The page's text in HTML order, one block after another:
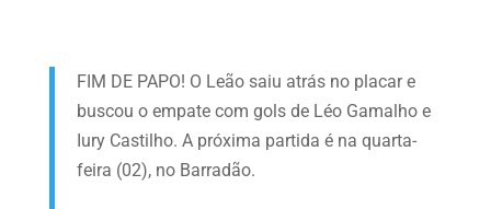
FIM DE PAPO! O Leão saiu atrás no placar e
buscou o empate com gols de Léo Gamalho e
Iury Castilho. A próxima partida é na quarta-
feira (02), no Barradão.